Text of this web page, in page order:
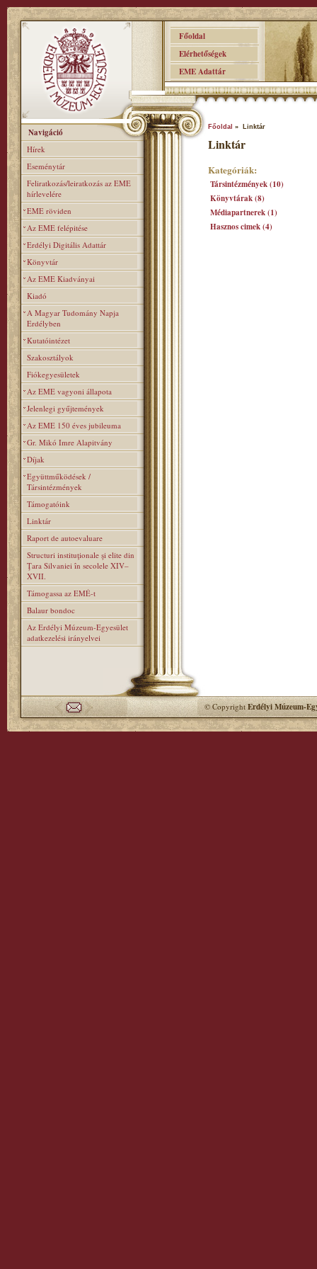
Főoldal
Elérhetőségek
EME Adattár
Navigáció
Hírek
Eseménytár
Feliratkozás/leiratkozás az EME
hírlevelére
EME röviden
Az EME felépitése
Erdélyi Digitális Adattár
Könyvtár
Az EME Kiadványai
Kiadó
A Magyar Tudomány Napja
Erdélyben
Kutatóintézet
Szakosztályok
Fiókegyesületek
Az EME vagyoni állapota
Jelenlegi gyűjtemények
Az EME 150 éves jubileuma
Gr. Mikó Imre Alapitvány
Díjak
Együttműködések /
Társintézmények
Támogatóink
Linktár
Raport de autoevaluare
Structuri instituţionale şi elite din
Ţara Silvaniei în secolele XIV–
XVII.
Támogassa az EMÉ-t
Balaur bondoc
Az Erdélyi Múzeum-Egyesület
adatkezelési irányelvei
Főoldal » Linktár
Linktár
Kategóriák:
Társintézmények (10)
Könyvtárak (8)
Médiapartnerek (1)
Hasznos cimek (4)
© CopyrightErdélyi Múzeum-